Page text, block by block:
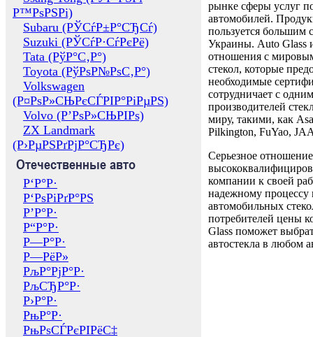
Р™РѕРЅРі)
Subaru (РЎСѓР±Р°СЂСѓ)
Suzuki (РЎСѓР·СѓРєРё)
Tata (РўР°С‚Р°)
Toyota (РўРѕР№РѕС‚Р°)
Volkswagen
(Р¤РѕР»СЊРєСЃРІР°РіРµРЅ)
Volvo (Р’РѕР»СЊРІРѕ)
ZX Landmark
(Р›РµРЅРґРјР°СЂРє)
Отечественные авто
Р‘Р°Р·
Р‘РѕРіРґР°РЅ
Р’Р°Р·
Р“Р°Р·
Р—Р°Р·
Р—РёР»
РљР°РјР°Р·
РљСЂР°Р·
Р›Р°Р·
РњР°Р·
РњРѕСЃРєРІРёС‡
рынке сферы услуг
автомобилей.
пользуется большим
Украины. Auto Glass
отношения с
стекол, которые
необходимые
сотрудничает с
производителей
миру, такими, как
Pilkington, FuYao,
Серьезное отношение
компании к своей
надежному процессу
автомобильных
потребителей цены
Glass поможет
автостекла в любом